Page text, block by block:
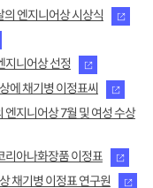
엔지니어상 시상식
지니어상 선정
에 채기병 이정표씨
지니어상 7월 및 여성 수상
리아나화장품 이정표
채기병 이정표 연구원